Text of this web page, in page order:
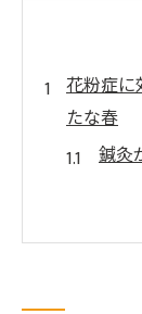
花粉症に
たな春
鍼灸
沼